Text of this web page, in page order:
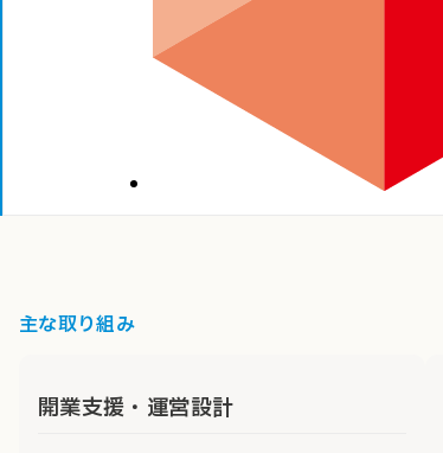
主な取り組み
開業支援・運営設計